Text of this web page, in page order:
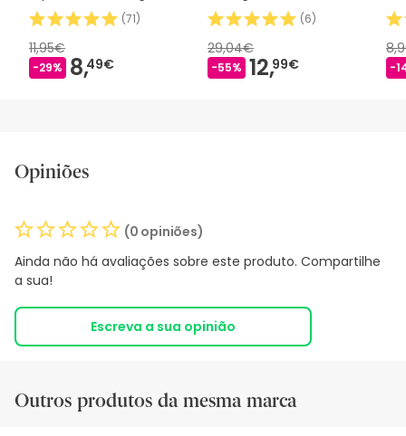
(71)
11,95€
-29% 8,49€
(6)
29,04€
-55% 12,99€ -
Opiniões
(0 opiniões)
Ainda não há avaliações sobre este produto. Compartilhe
a sua!
Escreva a sua opinião
Outros produtos da mesma marca